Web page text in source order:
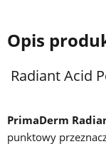
Opis
Radiant Acid
PrimaDerm
punktowy